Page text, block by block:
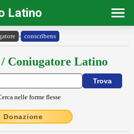
Latino
› conscrībens
Coniugatore Latino
nelle forme flesse
Donazione